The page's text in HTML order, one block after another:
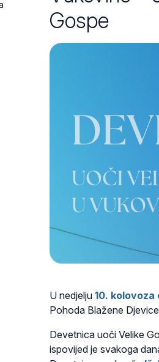
Gospe
U nedjelju 10. kolovoza
Pohoda Blažene
Devetnica uoči Velike
ispovijed je svakoga